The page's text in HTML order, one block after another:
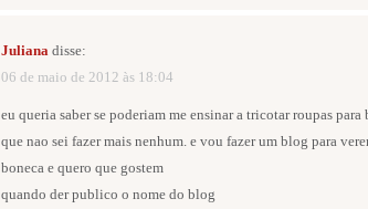
Juliana disse:
06 de maio de 2012 às 18:04
eu queria saber se poderiam me ensinar a tricotar roupas
que nao sei fazer mais nenhum. e vou fazer um blog para
boneca e quero que gostem
quando der publico o nome do blog